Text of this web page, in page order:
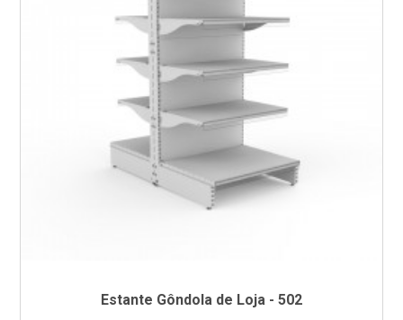
Estante Gôndola de Loja - 502